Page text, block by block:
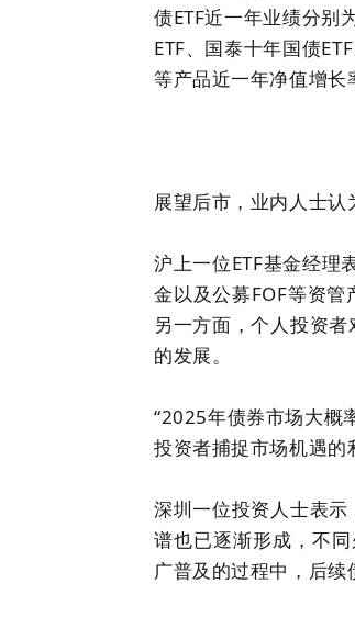
债ETF近一年业绩分别
ETF、 国泰十年国债ETF
等产品近一年净值增长
展望后市，业内人士认
沪上一位ETF基金经理
金以及公募FOF等资管
另一方面，个人投资
的发展。
“2025年债券市场大概
投资者捕捉市场机遇的
深圳一位投资人士表示
谱也已逐渐形成，不
广普及的过程中，后续